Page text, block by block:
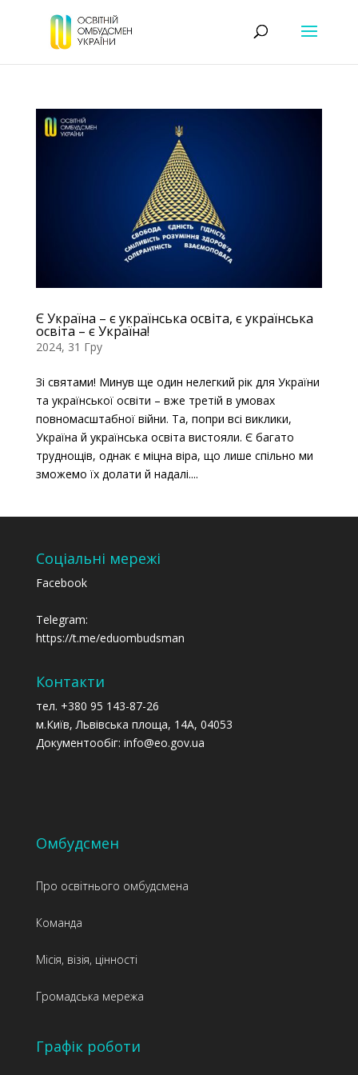
Є Україна – є українська освіта, є українська
освіта – є Україна!
2024, 31 Гру
Зі святами! Минув ще один нелегкий рік для України
та української освіти – вже третій в умовах
повномасштабної війни. Та, попри всі виклики,
Україна й українська освіта вистояли. Є багато
труднощів, однак є міцна віра, що лише спільно ми
зможемо їх долати й надалі....
Соціальні мережі
Facebook
Telegram:
https://t.me/eduombudsman
Контакти
тел. +380 95 143-87-26
м.Київ, Львівська площа, 14А, 04053
Документообіг: info@eo.gov.ua
Омбудсмен
Про освітнього омбудсмена
Команда
Місія, візія, цінності
Громадська мережа
Графік роботи